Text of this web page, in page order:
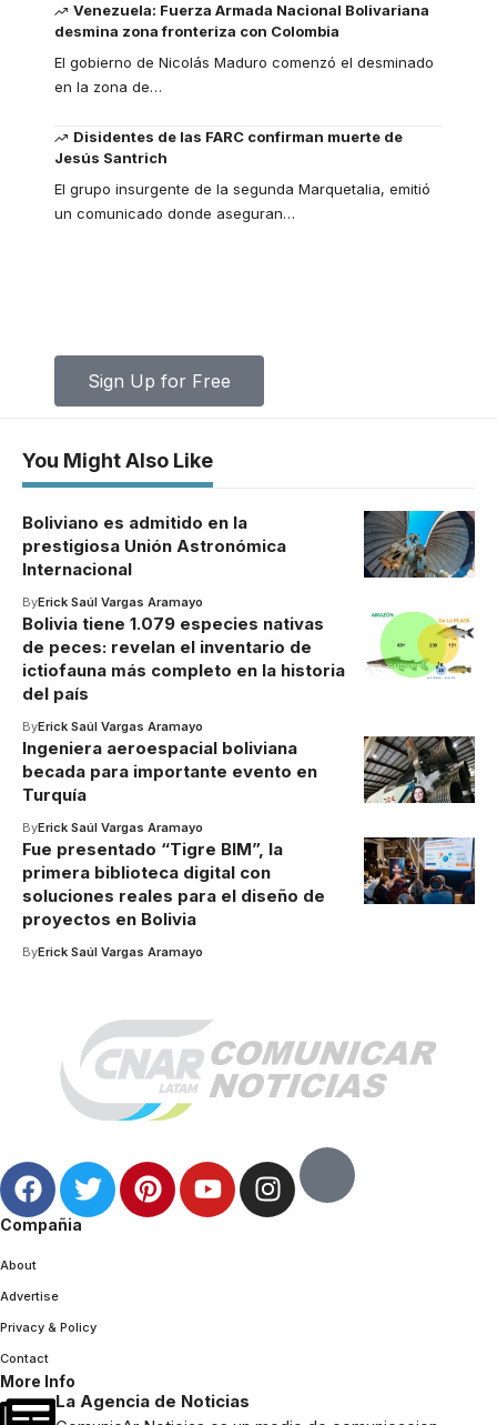
Venezuela: Fuerza Armada Nacional Bolivariana
desmina zona fronteriza con Colombia
El gobierno de Nicolás Maduro comenzó el desminado
en la zona de…
Disidentes de las FARC confirman muerte de
Jesús Santrich
El grupo insurgente de la segunda Marquetalia, emitió
un comunicado donde aseguran…
Sign Up for Free
You Might Also Like
Boliviano es admitido en la
prestigiosa Unión Astronómica
Internacional
ByErick Saúl Vargas Aramayo
Bolivia tiene 1.079 especies nativas
de peces: revelan el inventario de
ictiofauna más completo en la historia
del país
ByErick Saúl Vargas Aramayo
Ingeniera aeroespacial boliviana
becada para importante evento en
Turquía
ByErick Saúl Vargas Aramayo
Fue presentado “Tigre BIM”, la
primera biblioteca digital con
soluciones reales para el diseño de
proyectos en Bolivia
ByErick Saúl Vargas Aramayo
Compañia
About
Advertise
Privacy & Policy
Contact
More Info
La Agencia de Noticias